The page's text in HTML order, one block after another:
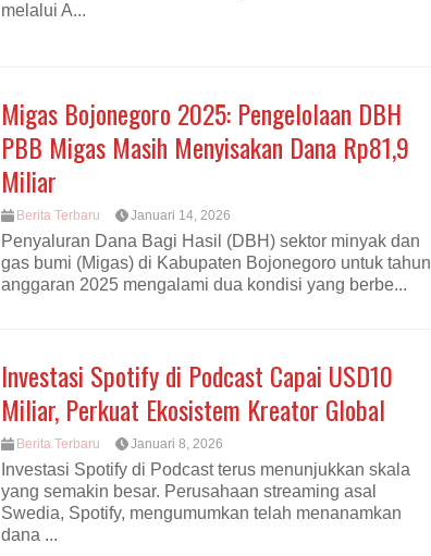
melalui A...
Migas Bojonegoro 2025: Pengelolaan DBH
PBB Migas Masih Menyisakan Dana Rp81,9
Miliar
Berita Terbaru Januari 14, 2026
Penyaluran Dana Bagi Hasil (DBH) sektor minyak dan
gas bumi (Migas) di Kabupaten Bojonegoro untuk tahun
anggaran 2025 mengalami dua kondisi yang berbe...
Investasi Spotify di Podcast Capai USD10
Miliar, Perkuat Ekosistem Kreator Global
Berita Terbaru Januari 8, 2026
Investasi Spotify di Podcast terus menunjukkan skala
yang semakin besar. Perusahaan streaming asal
Swedia, Spotify, mengumumkan telah menanamkan
dana ...